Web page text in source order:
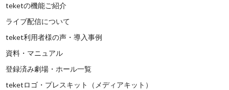
teketの機能ご紹介
ライブ配信について
teket利用者様の声・導入事例
資料・マニュアル
登録済み劇場・ホール一覧
teketロゴ・プレスキット（メディアキット）